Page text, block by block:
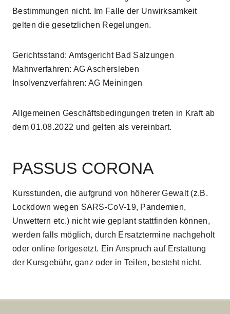
Bestimmungen nicht. Im Falle der Unwirksamkeit
gelten die gesetzlichen Regelungen.
Gerichtsstand: Amtsgericht Bad Salzungen
Mahnverfahren: AG Aschersleben
Insolvenzverfahren: AG Meiningen
Allgemeinen Geschäftsbedingungen treten in Kraft ab
dem 01.08.2022 und gelten als vereinbart.
PASSUS CORONA
Kursstunden, die aufgrund von höherer Gewalt (z.B.
Lockdown wegen SARS-CoV-19, Pandemien,
Unwettern etc.) nicht wie geplant stattfinden können,
werden falls möglich, durch Ersatztermine nachgeholt
oder online fortgesetzt. Ein Anspruch auf Erstattung
der Kursgebühr, ganz oder in Teilen, besteht nicht.